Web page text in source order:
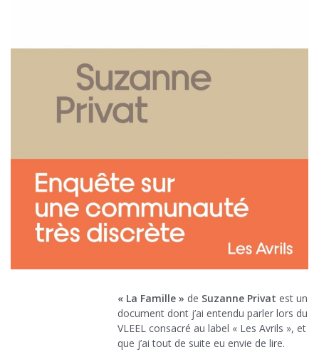
« La Famille » de Suzanne Privat est un
document dont j’ai entendu parler lors du
VLEEL consacré au label « Les Avrils », et
que j’ai tout de suite eu envie de lire.